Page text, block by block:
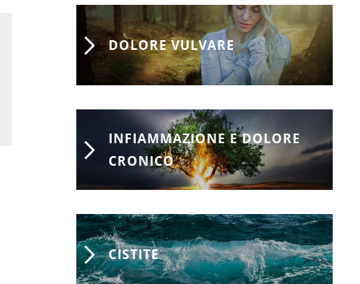
DOLORE VULVARE
INFIAMMAZIONE E DOLORE
CRONICO
CISTITE